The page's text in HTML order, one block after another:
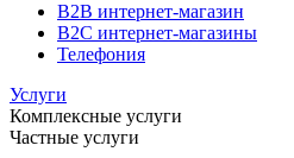
B2B интернет-магазин
B2C интернет-магазины
Телефония
Услуги
Комплексные услуги
Частные услуги